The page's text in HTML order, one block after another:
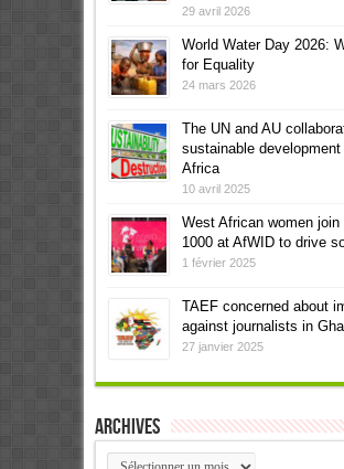
29 avril 2026
World Water Day 2026:
for Equality
24 mars 2026
The UN and AU
sustainable development
Africa
10 avril 2025
West African women join
1000 at AfWID to drive
1 février 2025
TAEF concerned about
against journalists in
27 janvier 2025
Archives
Archives